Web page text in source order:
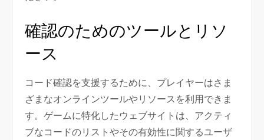
確認のためのツールとリソ
ース
コード確認を支援するために、プレイヤーはさま
ざまなオンラインツールやリソースを利用できま
す。ゲームに特化したウェブサイトは、アクティ
ブなコードのリストやその有効性に関するユーザ